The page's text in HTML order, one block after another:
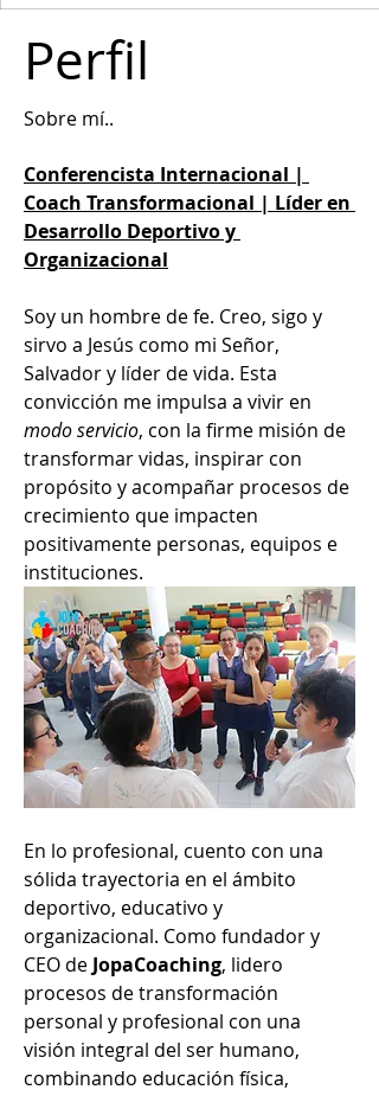
Perfil
Sobre mí..
Conferencista Internacional |
Coach Transformacional | Líder en
Desarrollo Deportivo y
Organizacional
Soy un hombre de fe. Creo, sigo y
sirvo a Jesús como mi Señor,
Salvador y líder de vida. Esta
convicción me impulsa a vivir en
modo servicio, con la firme misión de
transformar vidas, inspirar con
propósito y acompañar procesos de
crecimiento que impacten
positivamente personas, equipos e
instituciones.
En lo profesional, cuento con una
sólida trayectoria en el ámbito
deportivo, educativo y
organizacional. Como fundador y
CEO de JopaCoaching, lidero
procesos de transformación
personal y profesional con una
visión integral del ser humano,
combinando educación física,